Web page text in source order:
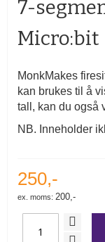
av
7-
Micro:bit
MonkMakes
kan brukes til å
tall, kan du også
NB. Inneholder
250,-
200,-